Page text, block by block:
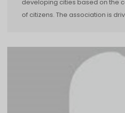
developing cities based on the
of citizens. The association is